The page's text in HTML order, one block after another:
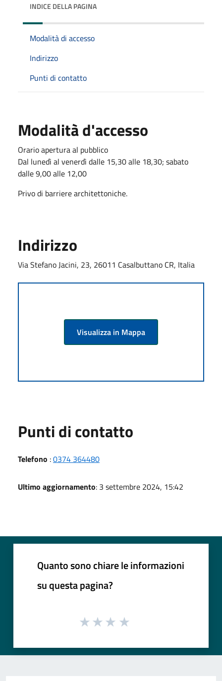
INDICE DELLA PAGINA
Modalità di accesso
Indirizzo
Punti di contatto
Modalità d'accesso
Orario apertura al pubblico
Dal lunedì al venerdì dalle 15,30 alle 18,30; sabato
dalle 9,00 alle 12,00
Privo di barriere architettoniche.
Indirizzo
Via Stefano Jacini, 23, 26011 Casalbuttano CR, Italia
Visualizza in Mappa
Punti di contatto
Telefono :0374 364480
Ultimo aggiornamento: 3 settembre 2024, 15:42
Quanto sono chiare le informazioni
su questa pagina?